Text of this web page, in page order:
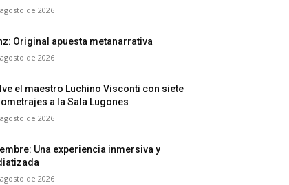
de 2026
Original apuesta metanarrativa
de 2026
el maestro Luchino Visconti con siete
a la Sala Lugones
de 2026
Una experiencia inmersiva y
de 2026